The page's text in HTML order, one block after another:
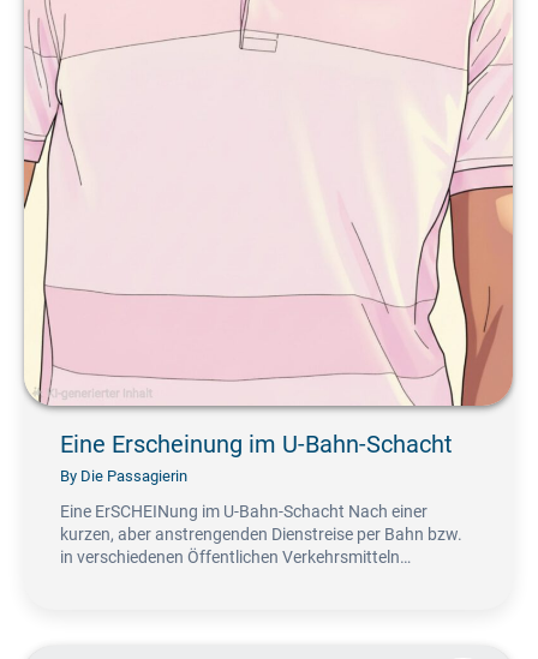
Eine Erscheinung im U-Bahn-Schacht
By Die Passagierin
Eine ErSCHEINung im U-Bahn-Schacht Nach einer
kurzen, aber anstrengenden Dienstreise per Bahn bzw.
in verschiedenen Öffentlichen Verkehrsmitteln…